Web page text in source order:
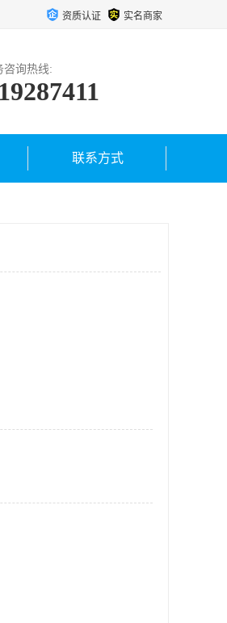
资质认证 实名商家
咨询热线:
联系方式